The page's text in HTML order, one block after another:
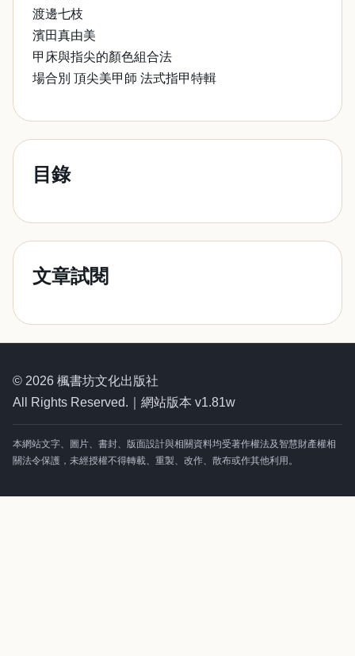
渡邊七枝
濱田真由美
甲床與指尖的顏色組合法
場合別 頂尖美甲師 法式指甲特輯
目錄
文章試閱
© 2026 楓書坊文化出版社
All Rights Reserved.｜網站版本 v1.81w
本網站文字、圖片、書封、版面設計與相關資料均受著作權法及智慧財產權相
關法令保護，未經授權不得轉載、重製、改作、散布或作其他利用。